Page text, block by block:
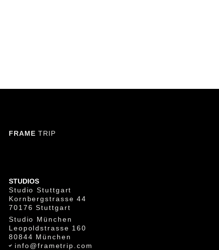
FRAME TRIP
STUDIOS
Studio Stuttgart
Kornbergstrasse 44
70176 Stuttgart
Studio München
Leopoldstrasse 160
80844 München
info@frametrip.com